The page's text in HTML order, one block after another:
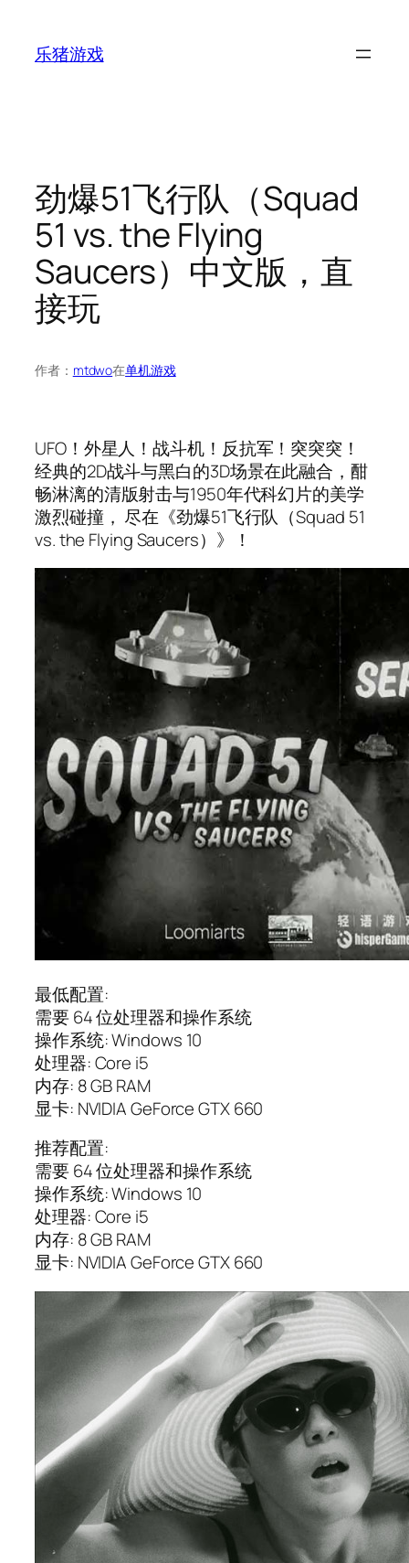
乐猪游戏
劲爆51飞行队（Squad
51 vs. the Flying
Saucers）中文版，直
接玩
作者： mtdwo在单机游戏
UFO！外星人！战斗机！反抗军！突突突！
经典的2D战斗与黑白的3D场景在此融合，酣
畅淋漓的清版射击与1950年代科幻片的美学
激烈碰撞， 尽在《劲爆51飞行队（Squad 51
vs. the Flying Saucers）》！
最低配置:
需要 64 位处理器和操作系统
操作系统: Windows 10
处理器: Core i5
内存: 8 GB RAM
显卡: NVIDIA GeForce GTX 660
推荐配置:
需要 64 位处理器和操作系统
操作系统: Windows 10
处理器: Core i5
内存: 8 GB RAM
显卡: NVIDIA GeForce GTX 660